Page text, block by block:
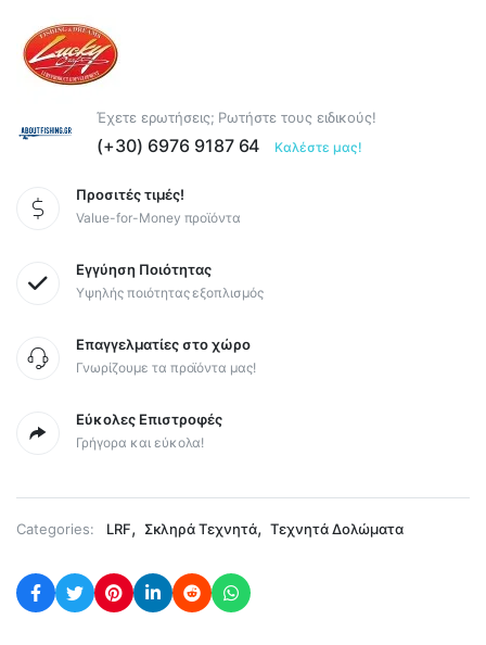
Έχετε ερωτήσεις; Ρωτήστε τους ειδικούς!
(+30) 6976 9187 64 Καλέστε μας!
Προσιτές τιμές!
Value-for-Money προϊόντα
Εγγύηση Ποιότητας
Υψηλής ποιότητας εξοπλισμός
Επαγγελματίες στο χώρο
Γνωρίζουμε τα προϊόντα μας!
Εύκολες Επιστροφές
Γρήγορα και εύκολα!
Categories: LRF, Σκληρά Τεχνητά, Τεχνητά Δολώματα